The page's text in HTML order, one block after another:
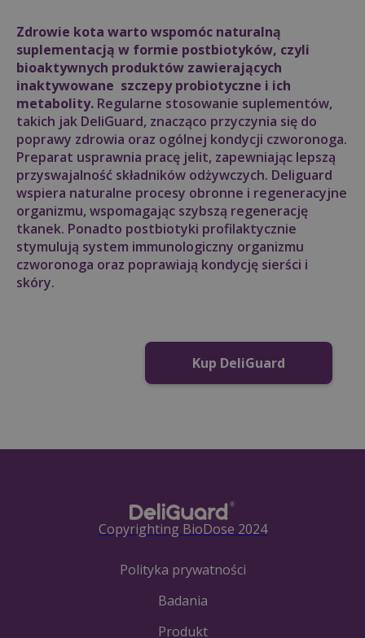
Zdrowie kota warto wspomóc naturalną
suplementacją w formie postbiotyków, czyli
bioaktywnych produktów zawierających
inaktywowane szczepy probiotyczne i ich
metabolity. Regularne stosowanie suplementów,
takich jak DeliGuard, znacząco przyczynia się do
poprawy zdrowia oraz ogólnej kondycji czworonoga.
Preparat usprawnia pracę jelit, zapewniając lepszą
przyswajalność składników odżywczych. Deliguard
wspiera naturalne procesy obronne i regeneracyjne
organizmu, wspomagając szybszą regenerację
tkanek. Ponadto postbiotyki profilaktycznie
stymulują system immunologiczny organizmu
czworonoga oraz poprawiają kondycję sierści i
skóry.
Kup DeliGuard
Copyrighting BioDose 2024
Polityka prywatności
Badania
Produkt